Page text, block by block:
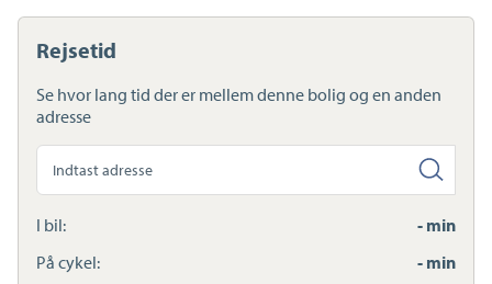
Rejsetid
Se hvor lang tid der er mellem denne bolig og en anden
adresse
anden
adresse
I bil:
- min
På cykel:
- min
Skole
Sundhed
Ladestandere
Lynladere